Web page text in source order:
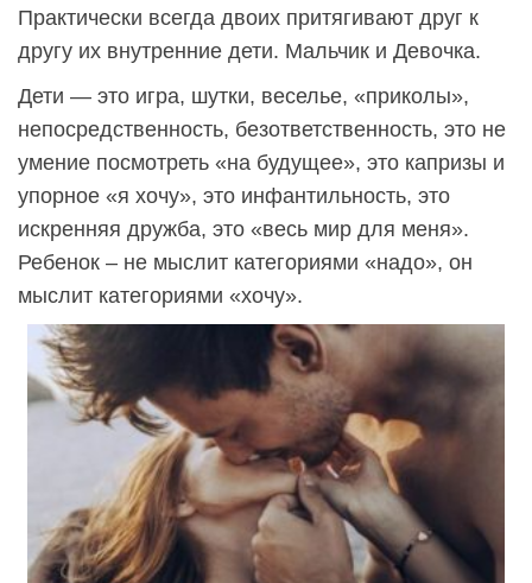
Практически всегда двоих притягивают друг к
другу их внутренние дети. Мальчик и Девочка.
Дети — это игра, шутки, веселье, «приколы»,
непосредственность, безответственность, это не
умение посмотреть «на будущее», это капризы и
упорное «я хочу», это инфантильность, это
искренняя дружба, это «весь мир для меня».
Ребенок – не мыслит категориями «надо», он
мыслит категориями «хочу».